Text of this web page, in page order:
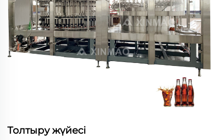
Толтыру жүйесі